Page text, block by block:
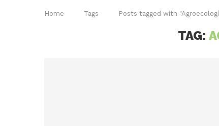
Home Tags Posts tagged with
TAG: